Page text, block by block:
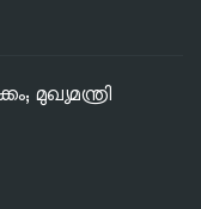
മുഖ്യമന്ത്രി